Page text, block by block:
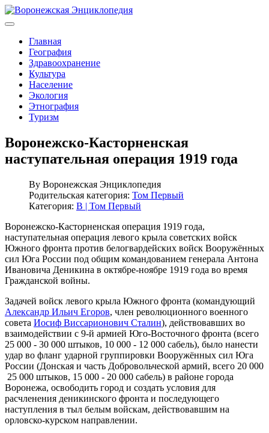
Главная
География
Здравоохранение
Культура
Население
Экология
Этнография
Туризм
Воронежско-Касторненская
наступательная операция 1919 года
By Воронежская Энциклопедия
Родительская категория: Том Первый
Категория: В | Том Первый
Воронежско-Касторненская операция 1919 года,
наступательная операция левого крыла советских войск
Южного фронта против белогвардейских войск Вооружённых
сил Юга России под общим командованием генерала Антона
Ивановича Деникина в октябре-ноябре 1919 года во время
Гражданской войны.
Задачей войск левого крыла Южного фронта (командующий
Александр Ильич Егоров, член революционного военного
совета Иосиф Виссарионович Сталин), действовавших во
взаимодействии с 9-й армией Юго-Восточного фронта (всего
25 000 - 30 000 штыков, 10 000 - 12 000 сабель), было нанести
удар во фланг ударной группировки Вооружённых сил Юга
России (Донская и часть Добровольческой армий, всего 20 000
25 000 штыков, 15 000 - 20 000 сабель) в районе города
Воронежа, освободить город и создать условия для
расчленения деникинского фронта и последующего
наступления в тыл белым войскам, действовавшим на
орловско-курском направлении.